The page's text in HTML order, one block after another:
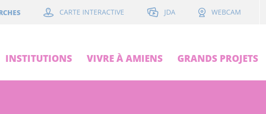
CARTE INTERACTIVE JDA WEBCAM
INSTITUTIONS VIVRE À AMIENS GRANDS PROJETS